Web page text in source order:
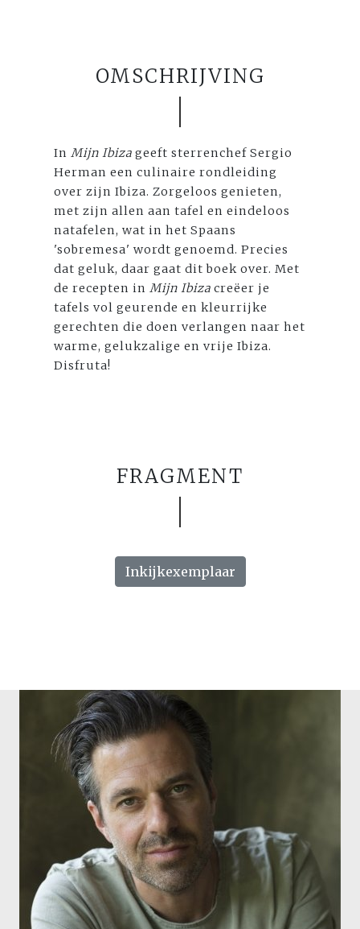
OMSCHRIJVING
InMijn Ibiza geeft sterrenchef Sergio
Herman een culinaire rondleiding
over zijn Ibiza. Zorgeloos genieten,
met zijn allen aan tafel en eindeloos
natafelen, wat in het Spaans
'sobremesa' wordt genoemd. Precies
dat geluk, daar gaat dit boek over. Met
de recepten inMijn Ibiza creëer je
tafels vol geurende en kleurrijke
gerechten die doen verlangen naar het
warme, gelukzalige en vrije Ibiza.
Disfruta!
FRAGMENT
Inkijkexemplaar